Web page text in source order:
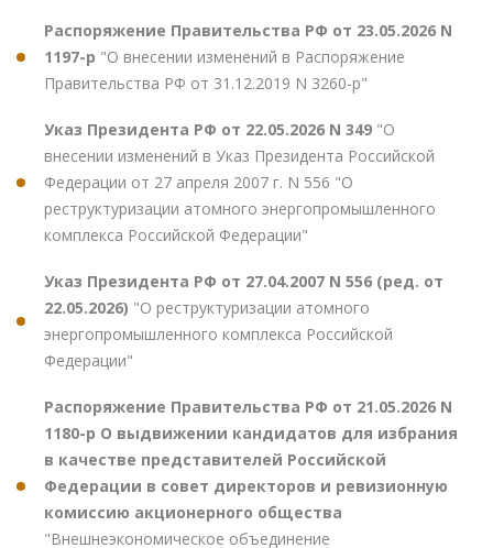
Распоряжение Правительства РФ от 23.05.2026 N
1197-р "О внесении изменений в Распоряжение
Правительства РФ от 31.12.2019 N 3260-р"
Указ Президента РФ от 22.05.2026 N 349 "О
внесении изменений в Указ Президента Российской
Федерации от 27 апреля 2007 г. N 556 "О
реструктуризации атомного энергопромышленного
комплекса Российской Федерации"
Указ Президента РФ от 27.04.2007 N 556 (ред. от
22.05.2026) "О реструктуризации атомного
энергопромышленного комплекса Российской
Федерации"
Распоряжение Правительства РФ от 21.05.2026 N
1180-р О выдвижении кандидатов для избрания
в качестве представителей Российской
Федерации в совет директоров и ревизионную
комиссию акционерного общества
"Внешнеэкономическое объединение